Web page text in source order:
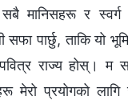
मानिसहरू र स्वर्ग
पार्छु, ताकि यो
राज्य होस्। म
मेरो प्रयोगको